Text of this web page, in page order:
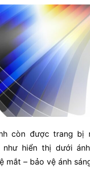
còn được trang bị
như hiển thị dưới
mắt – bảo vệ ánh